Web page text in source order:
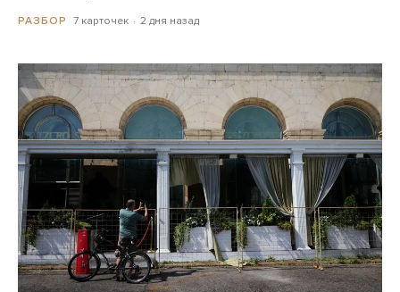
РАЗБОР 7 карточек 2 дня назад